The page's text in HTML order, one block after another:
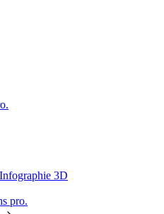
3D
pro.